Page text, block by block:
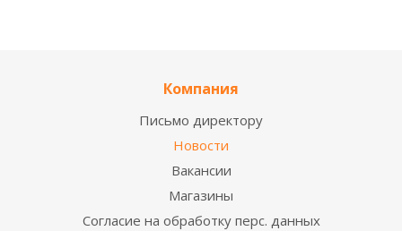
Компания
Письмо директору
Новости
Вакансии
Магазины
Согласие на обработку перс. данных